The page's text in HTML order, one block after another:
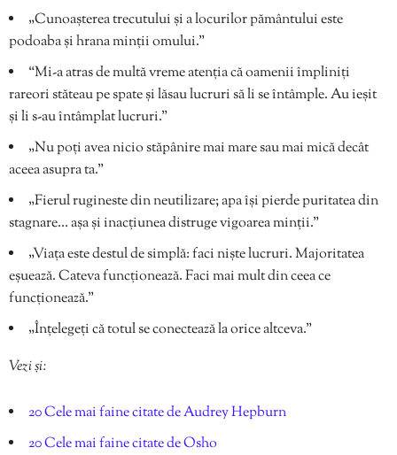
„Cunoașterea trecutului și a locurilor pământului este
podoaba și hrana minții omului.”
“Mi-a atras de multă vreme atenția că oamenii împliniți
rareori stăteau pe spate și lăsau lucruri să li se întâmple. Au ieșit
și li s-au întâmplat lucruri.”
„Nu poți avea nicio stăpânire mai mare sau mai mică decât
aceea asupra ta.”
„Fierul rugineste din neutilizare; apa își pierde puritatea din
stagnare… așa și inacțiunea distruge vigoarea minții.”
„Viața este destul de simplă: faci niște lucruri. Majoritatea
eșuează. Cateva funcționează. Faci mai mult din ceea ce
funcționează.”
„Înțelegeți că totul se conectează la orice altceva.”
Vezi și:
20 Cele mai faine citate de Audrey Hepburn
20 Cele mai faine citate de Osho